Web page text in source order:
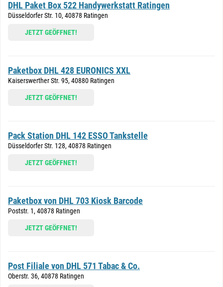
DHL Paket Box 522 Handywerkstatt Ratingen
Düsseldorfer Str. 10, 40878 Ratingen
JETZT GEÖFFNET!
Paketbox DHL 428 EURONICS XXL
Kaiserswerther Str. 95, 40880 Ratingen
JETZT GEÖFFNET!
Pack Station DHL 142 ESSO Tankstelle
Düsseldorfer Str. 128, 40878 Ratingen
JETZT GEÖFFNET!
Paketbox von DHL 703 Kiosk Barcode
Poststr. 1, 40878 Ratingen
JETZT GEÖFFNET!
Post Filiale von DHL 571 Tabac & Co.
Oberstr. 36, 40878 Ratingen